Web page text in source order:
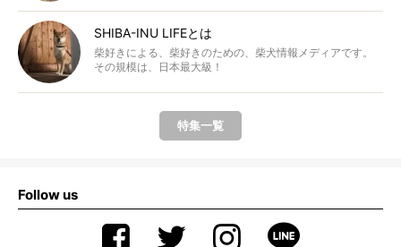
SHIBA-INU LIFEとは
柴好きによる、柴好きのための、柴犬情報メディアです。
その規模は、日本最大級！
特集一覧
Follow us